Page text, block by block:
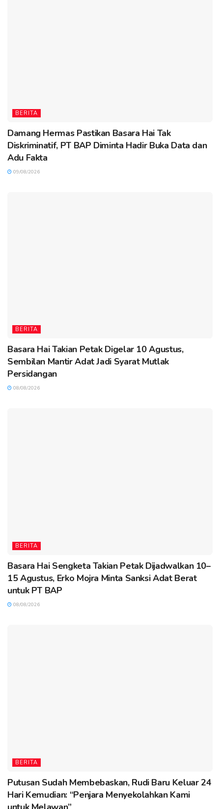
BERITA
Damang Hermas Pastikan Basara Hai Tak
Diskriminatif, PT BAP Diminta Hadir Buka Data dan
Adu Fakta
09/08/2026
BERITA
Basara Hai Takian Petak Digelar 10 Agustus,
Sembilan Mantir Adat Jadi Syarat Mutlak
Persidangan
08/08/2026
BERITA
Basara Hai Sengketa Takian Petak Dijadwalkan 10–
15 Agustus, Erko Mojra Minta Sanksi Adat Berat
untuk PT BAP
08/08/2026
BERITA
Putusan Sudah Membebaskan, Rudi Baru Keluar 24
Hari Kemudian: “Penjara Menyekolahkan Kami